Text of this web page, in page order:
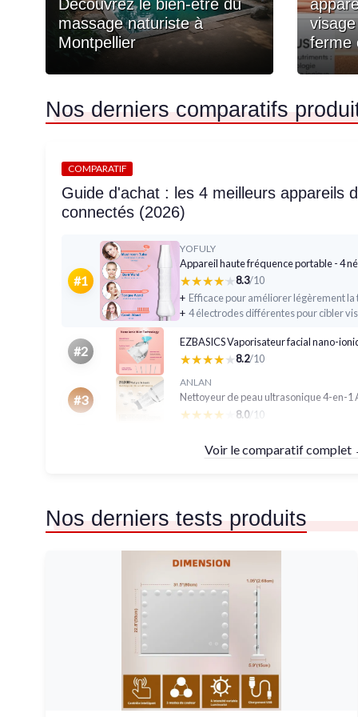
Découvrez le bien-être du
massage naturiste à
Montpellier
ferme
Nos derniers comparatifs
COMPARATIF
Guide d'achat : les 4 meilleurs appareils
connectés (2026)
#1
YOFULY
Appareil haute fréquence portable - 4
★★★★★
★★★★★8.3/10
+
+
#2
EZBASICS Vaporisateur facial nano-
★★★★★
★★★★★8.2/10
#3
ANLAN
Nettoyeur de peau ultrasonique 4-en-1
★★★★★
★★★★★ 8.0/10
Voir le comparatif complet
Nos derniers tests produits